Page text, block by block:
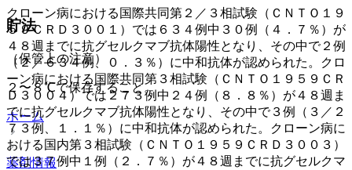
貯法
（保管上の注意）
２〜８℃で保存すること。
ホーム
薬剤情報
クローン病における国際共同第２／３相試験（ＣＮＴＯ１９
５９ＣＲＤ３００１）では６３４例中３０例（４．７％）が
４８週までに抗グセルクマブ抗体陽性となり、その中で２例
（２／６３４例、０．３％）に中和抗体が認められた。クロ
ーン病における国際共同第３相試験（ＣＮＴＯ１９５９ＣＲ
Ｄ３００４）では２７３例中２４例（８．８％）が４８週ま
でに抗グセルクマブ抗体陽性となり、その中で３例（３／２
７３例、１．１％）に中和抗体が認められた。クローン病に
おける国内第３相試験（ＣＮＴＯ１９５９ＣＲＤ３００３）
では３７例中１例（２．７％）が４８週までに抗グセルクマ